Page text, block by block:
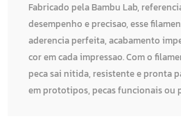
Fabricado pela Bambu Lab,
desempenho e precisao, esse
aderencia perfeita, acabamento
cor em cada impressao. Com o
peca sai nitida, resistente e pronta
em prototipos, pecas funcionais ou